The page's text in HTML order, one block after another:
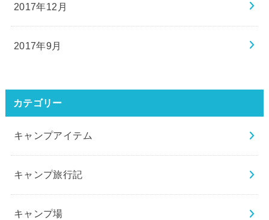
2017年12月
2017年9月
カテゴリー
キャンプアイテム
キャンプ旅行記
キャンプ場